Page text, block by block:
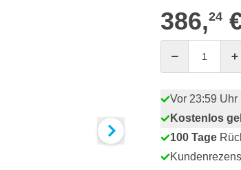
386,24
Vor 23:59 Uhr
Kostenlos
100 Tage